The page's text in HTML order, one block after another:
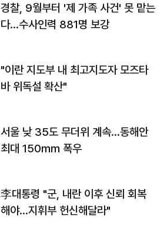
경찰, 9월부터 '제 가족 사건' 못 맡는
다…수사인력 881명 보강
"이란 지도부 내 최고지도자 모즈타
바 위독설 확산"
서울 낮 35도 무더위 계속…동해안
최대 150㎜ 폭우
李대통령 "군, 내란 이후 신뢰 회복
해야…지휘부 헌신해달라"